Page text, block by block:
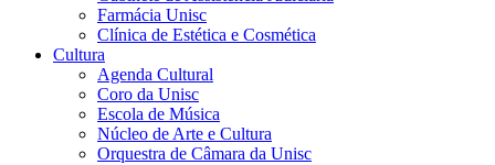
Farmácia Unisc
Clínica de Estética e Cosmética
Cultura
Agenda Cultural
Coro da Unisc
Escola de Música
Núcleo de Arte e Cultura
Orquestra de Câmara da Unisc